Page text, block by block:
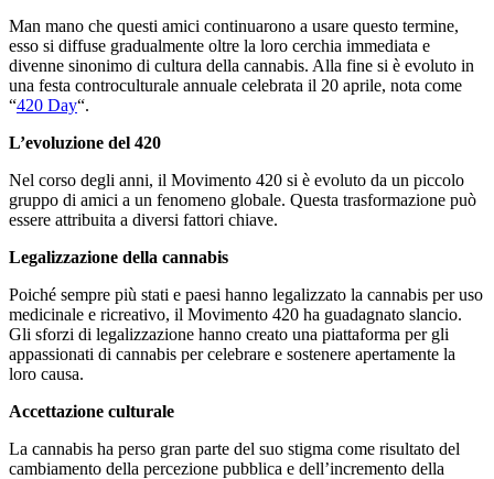
Man mano che questi amici continuarono a usare questo termine,
esso si diffuse gradualmente oltre la loro cerchia immediata e
divenne sinonimo di cultura della cannabis. Alla fine si è evoluto in
una festa controculturale annuale celebrata il 20 aprile, nota come
“420 Day“.
L’evoluzione del 420
Nel corso degli anni, il Movimento 420 si è evoluto da un piccolo
gruppo di amici a un fenomeno globale. Questa trasformazione può
essere attribuita a diversi fattori chiave.
Legalizzazione della cannabis
Poiché sempre più stati e paesi hanno legalizzato la cannabis per uso
medicinale e ricreativo, il Movimento 420 ha guadagnato slancio.
Gli sforzi di legalizzazione hanno creato una piattaforma per gli
appassionati di cannabis per celebrare e sostenere apertamente la
loro causa.
Accettazione culturale
La cannabis ha perso gran parte del suo stigma come risultato del
cambiamento della percezione pubblica e dell’incremento della